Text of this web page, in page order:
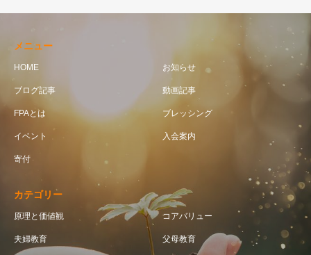
メニュー
HOME お知らせ
ブログ記事 動画記事
FPAとは ブレッシング
イベント 入会案内
寄付
カテゴリー
原理と価値観 コアバリュー
夫婦教育 父母教育